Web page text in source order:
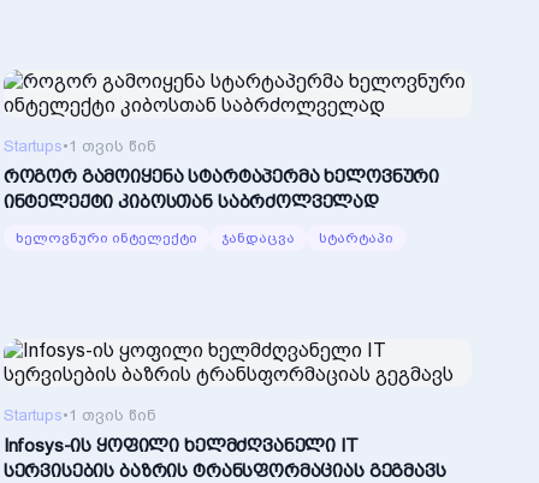
Startups•1 თვის წინ
როგორ გამოიყენა სტარტაპერმა ხელოვნური
ინტელექტი კიბოსთან საბრძოლველად
ხელოვნური ინტელექტი ჯანდაცვა სტარტაპი
Startups•1 თვის წინ
Infosys-ის ყოფილი ხელმძღვანელი IT
სერვისების ბაზრის ტრანსფორმაციას გეგმავს